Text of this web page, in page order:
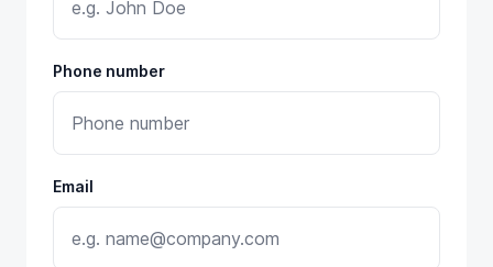
Phone number
Email